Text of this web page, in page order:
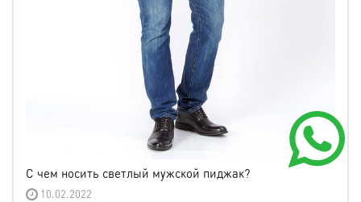
С чем носить светлый мужской пиджак?
10.02.2022